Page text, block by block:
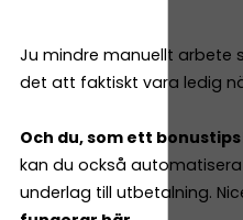
Ju mindre manuellt arbete
det att faktiskt vara ledig
Och du, som ett
kan du också
underlag till utbetalning.